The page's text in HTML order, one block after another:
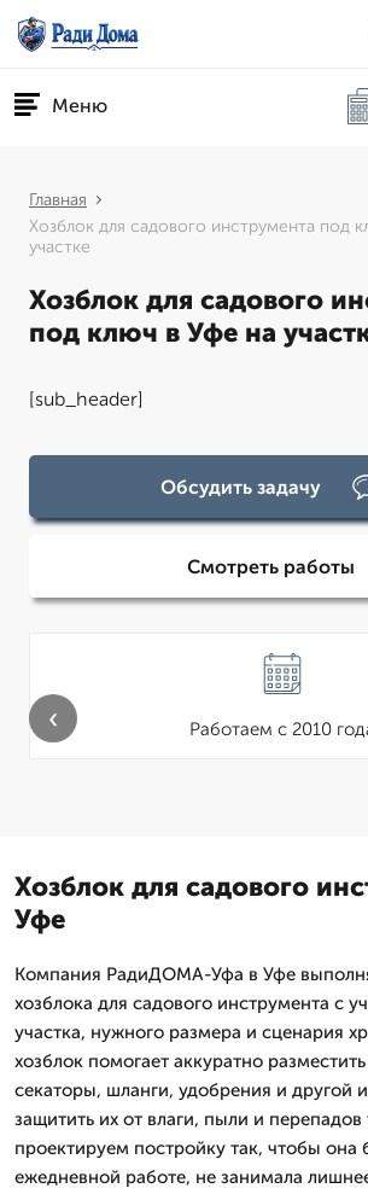
Меню
Главная
Хозблок для садового инструмента под
участке
Хозблок для садового
под ключ в Уфе на
[sub_header]
Обсудить задачу
Смотреть работы
Работаем с 2010
‹
Хозблок для садового
Уфе
Компания РадиДОМА-Уфа в Уфе
хозблока для садового инструмента с
участка, нужного размера и сценария
хозблок помогает аккуратно
секаторы, шланги, удобрения и другой
защитить их от влаги, пыли и
проектируем постройку так, чтобы она
ежедневной работе, не занимала